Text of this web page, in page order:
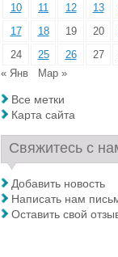
10
11 12 13
17
18 19 20
24
25 26 27
« Янв
Мар »
Все метки
Карта сайта
Свяжитесь с
Добавить новость
Написать нам
Оставить свой